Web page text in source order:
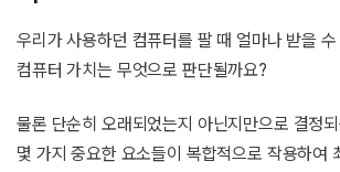
우리가 사용하던 컴퓨터를 팔 때 얼마나 받을
컴퓨터 가치는 무엇으로 판단될까요?
물론 단순히 오래되었는지 아닌지만으로 결정
몇 가지 중요한 요소들이 복합적으로 작용하여